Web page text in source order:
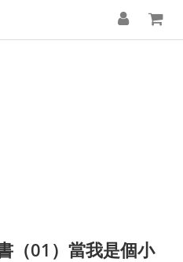
（01）當我是個小